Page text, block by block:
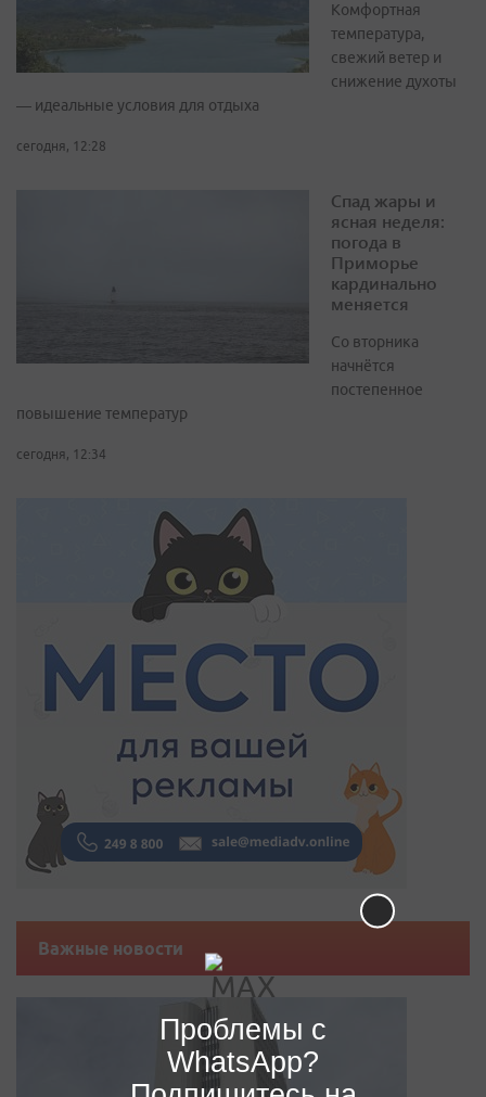
Комфортная
температура,
свежий ветер и
снижение духоты
— идеальные условия для отдыха
сегодня, 12:28
Спад жары и
ясная неделя:
погода в
Приморье
кардинально
меняется
Со вторника
начнётся
постепенное
повышение температур
сегодня, 12:34
Важные новости
Проблемы с
WhatsApp?